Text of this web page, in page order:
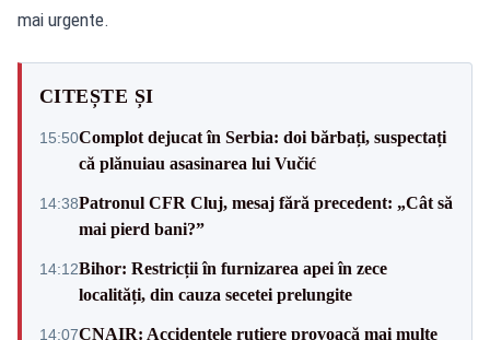
mai urgente.
CITEȘTE ȘI
15:50Complot dejucat în Serbia: doi bărbați, suspectați
că plănuiau asasinarea lui Vučić
14:38Patronul CFR Cluj, mesaj fără precedent: „Cât să
mai pierd bani?”
14:12Bihor: Restricții în furnizarea apei în zece
localități, din cauza secetei prelungite
14:07CNAIR: Accidentele rutiere provoacă mai multe